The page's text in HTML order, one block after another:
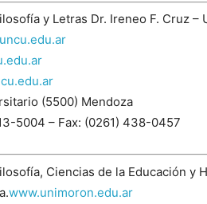
y Letras Dr. Ireneo F. Cruz
(5500) Mendoza
5004 – Fax: (0261) 438-0457
Ciencias de la Educación y
www.unimoron.edu.ar